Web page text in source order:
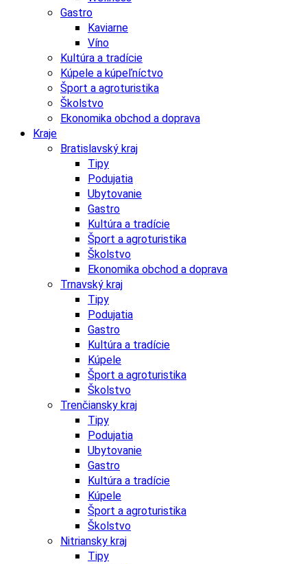
Gastro
Kaviarne
Víno
Kultúra a tradície
Kúpele a kúpeľníctvo
Šport a agroturistika
Školstvo
Ekonomika obchod a doprava
Kraje
Bratislavský kraj
Tipy
Podujatia
Ubytovanie
Gastro
Kultúra a tradície
Šport a agroturistika
Školstvo
Ekonomika obchod a doprava
Trnavský kraj
Tipy
Podujatia
Gastro
Kultúra a tradície
Kúpele
Šport a agroturistika
Školstvo
Trenčiansky kraj
Tipy
Podujatia
Ubytovanie
Gastro
Kultúra a tradície
Kúpele
Šport a agroturistika
Školstvo
Nitriansky kraj
Tipy